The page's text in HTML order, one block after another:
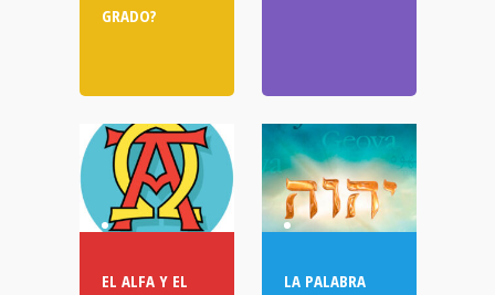
GRADO?
EL ALFA Y EL
LA PALABRA